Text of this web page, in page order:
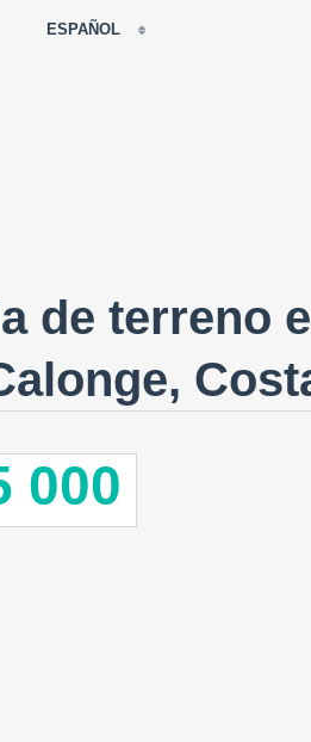
ESPAÑOL
de terreno
000